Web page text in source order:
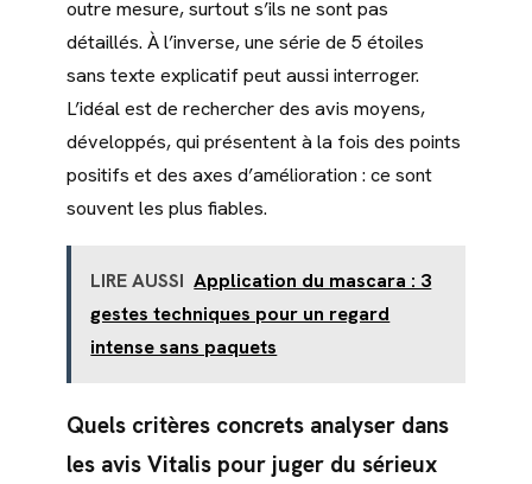
outre mesure, surtout s’ils ne sont pas
détaillés. À l’inverse, une série de 5 étoiles
sans texte explicatif peut aussi interroger.
L’idéal est de rechercher des avis moyens,
développés, qui présentent à la fois des points
positifs et des axes d’amélioration : ce sont
souvent les plus fiables.
LIRE AUSSI Application du mascara : 3
gestes techniques pour un regard
intense sans paquets
Quels critères concrets analyser dans
les avis Vitalis pour juger du sérieux